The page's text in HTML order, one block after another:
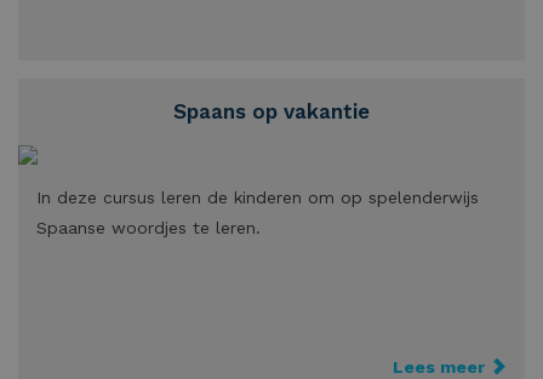
Spaans op vakantie
In deze cursus leren de kinderen om op spelenderwijs
Spaanse woordjes te leren.
Lees meer